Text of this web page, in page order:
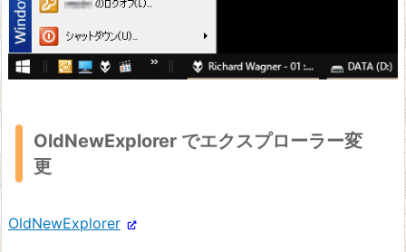
OldNewExplorer でエクスプローラー変
更
OldNewExplorer